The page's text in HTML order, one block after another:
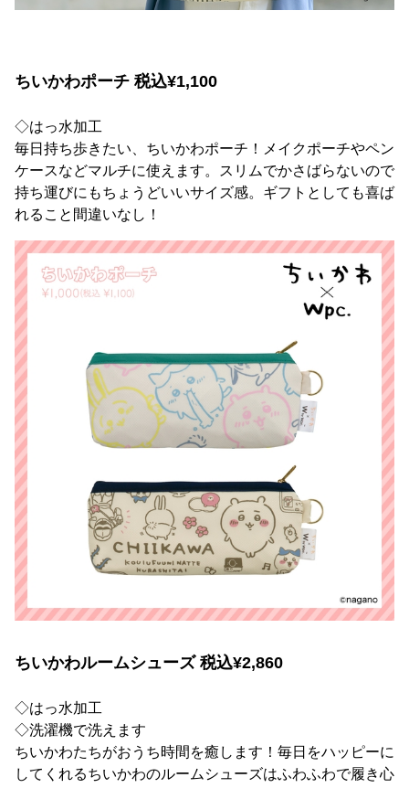
ちいかわポーチ 税込¥1,100
◇はっ水加工
毎日持ち歩きたい、ちいかわポーチ！メイクポーチやペン
ケースなどマルチに使えます。スリムでかさばらないので
持ち運びにもちょうどいいサイズ感。ギフトとしても喜ば
れること間違いなし！
ちいかわルームシューズ 税込¥2,860
◇はっ水加工
◇洗濯機で洗えます
ちいかわたちがおうち時間を癒します！毎日をハッピーに
してくれるちいかわのルームシューズはふわふわで履き心